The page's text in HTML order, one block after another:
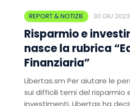
REPORT & NOTIZIE 30 GIU 2023
Risparmio e
nasce la rubrica
Finanziaria”
Libertas.sm Per aiutare le
sui difficili temi del risparmio
investimenti, Libertas ha